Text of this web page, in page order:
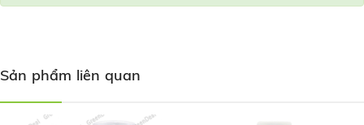
Sản phẩm liên quan